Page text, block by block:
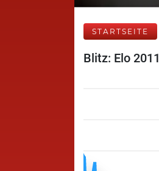
STARTSEITE
Blitz: Elo 2011